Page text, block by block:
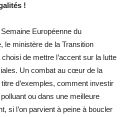
!
Européenne du
le ministère de la Transition
de mettre l’accent sur la lutte
Un combat au cœur de la
d’exemples, comment investir
ou dans une meilleure
si l’on parvient à peine à boucler